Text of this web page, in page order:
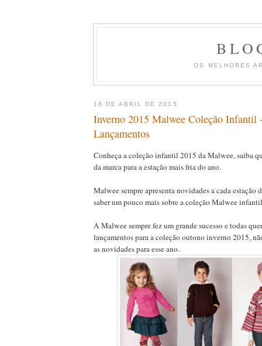
OS MELHORES
16 DE ABRIL DE 2015
Inverno 2015 Malwee Coleção Infantil
Lançamentos
Conheça a coleção infantil 2015 da Malwee, saiba
da marca para a estação mais fria do ano.
Malwee sempre apresenta novidades a cada estação
saber um pouco mais sobre a coleção Malwee
A Malwee sempre fez um grande sucesso e todas
lançamentos para a coleção outono inverno 2015,
as novidades para esse ano.